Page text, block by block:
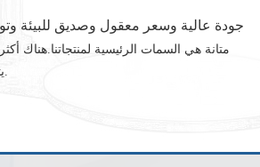
جودة عالية وسعر معقول وصديق للبيئة
متانة هي السمات الرئيسية لمنتجاتنا.هناك
يتقلص هو دائما الأكثر مبيعا.